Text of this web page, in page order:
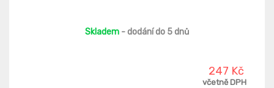
Skladem - dodání do 5 dnů
247 Kč
včetně DPH